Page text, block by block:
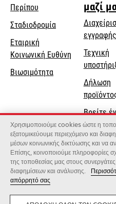
Περίπου
Σταδιοδρομία
Εταιρική
Κοινωνική Ευθύνη opens
new
Βιωσιμότητα
μαζί
εγγραφής
Τεχνική
Δήλωση
Βρείτε
Lexmark International,
©2026 Με την επιφύλαξη
Χρησιμοποιούμε cookies ώστε η
εξατομικεύουμε περιεχόμενο και
μέσων κοινωνικής δικτύωσης και να
Επίσης, κοινοποιούμε πληροφορίες
της τοποθεσίας μας στους
διαφημίσεων και ανάλυσης.
απόρρητό σας